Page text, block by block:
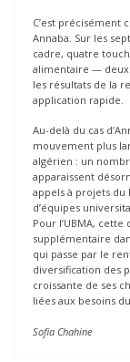
C’est précisément
Annaba. Sur les
cadre, quatre
alimentaire — deux
les résultats de la
application rapide.
Au-delà du cas
mouvement plus
algérien : un
apparaissent
appels à projets du
d’équipes
Pour l’UBMA,
supplémentaire
qui passe par le
diversification des
croissante de ses
liées aux besoins
Sofia Chahine